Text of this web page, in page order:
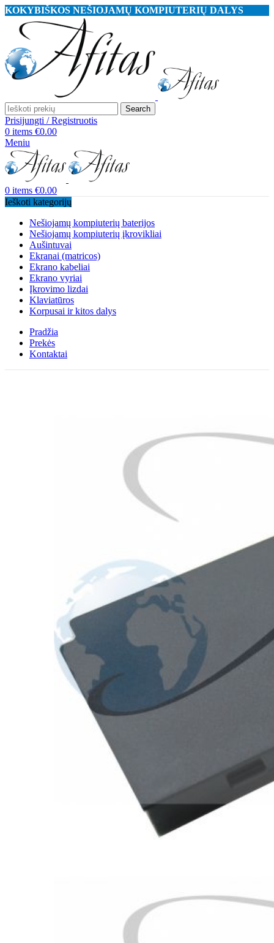
KOKYBIŠKOS NEŠIOJAMŲ KOMPIUTERIŲ DALYS
Search
Prisijungti / Registruotis
0 items €0.00
Meniu
0 items €0.00
Ieškoti kategorijų
Nešiojamų kompiuterių baterijos
Nešiojamų kompiuterių įkrovikliai
Aušintuvai
Ekranai (matricos)
Ekrano kabeliai
Ekrano vyriai
Įkrovimo lizdai
Klaviatūros
Korpusai ir kitos dalys
Pradžia
Prekės
Kontaktai